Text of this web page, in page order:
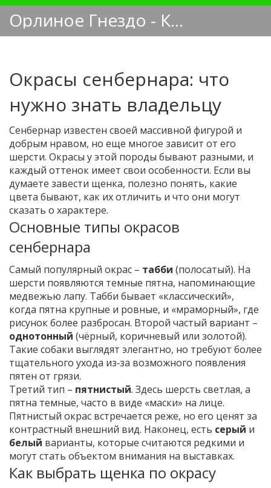
Орлиное Гнездо - Кинологический блог
Окрасы сенбернара: что
нужно знать владельцу
Сенбернар известен своей массивной фигурой и
добрым нравом, но еще многое зависит от его
шерсти. Окрасы у этой породы бывают разными, и
каждый оттенок имеет свои особенности. Если вы
думаете завести щенка, полезно понять, какие
цвета бывают, как их отличить и что они могут
сказать о характере.
Основные типы окрасов
сенбернара
Самый популярный окрас – табби (полосатый). На
шерсти появляются темные пятна, напоминающие
медвежью лапу. Табби бывает «классический»,
когда пятна крупные и ровные, и «мраморный», где
рисунок более разбросан. Второй частый вариант –
однотонный (чёрный, коричневый или золотой).
Такие собаки выглядят элегантно, но требуют более
тщательного ухода из‑за возможного появления
пятен от грязи.
Третий тип – пятнистый. Здесь шерсть светлая, а
пятна темные, часто в виде «маски» на лице.
Пятнистый окрас встречается реже, но его ценят за
контрастный внешний вид. Наконец, есть серый и
белый варианты, которые считаются редкими и
могут стать объектом внимания на выставках.
Как выбрать щенка по окрасу